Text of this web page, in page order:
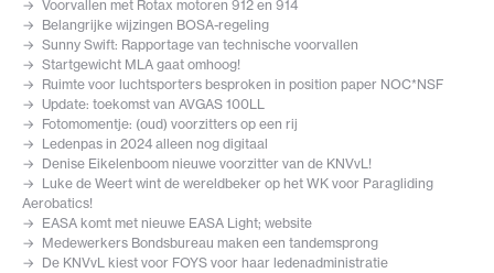
Voorvallen met Rotax motoren 912 en 914
Belangrijke wijzingen BOSA-regeling
Sunny Swift: Rapportage van technische voorvallen
Startgewicht MLA gaat omhoog!
Ruimte voor luchtsporters besproken in position paper NOC*NSF
Update: toekomst van AVGAS 100LL
Fotomomentje: (oud) voorzitters op een rij
Ledenpas in 2024 alleen nog digitaal
Denise Eikelenboom nieuwe voorzitter van de KNVvL!
Luke de Weert wint de wereldbeker op het WK voor Paragliding
Aerobatics!
EASA komt met nieuwe EASA Light; website
Medewerkers Bondsbureau maken een tandemsprong
De KNVvL kiest voor FOYS voor haar ledenadministratie